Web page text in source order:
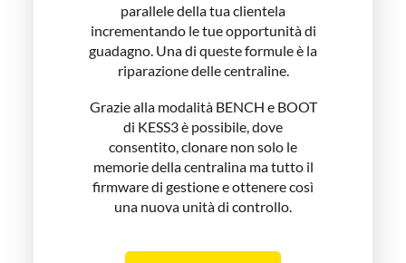
parallele della tua clientela
incrementando le tue opportunità di
guadagno. Una di queste formule è la
riparazione delle centraline.
Grazie alla modalità BENCH e BOOT
di KESS3 è possibile, dove
consentito, clonare non solo le
memorie della centralina ma tutto il
firmware di gestione e ottenere così
una nuova unità di controllo.